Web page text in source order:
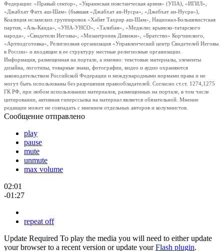
Федерации: «Правый сектор», «Украинская повстанческая армия» (УПА), «ИГИЛ»,
«Джабхат Фатх аш-Шам» (бывшая «Джабхат ан-Нусра», «Джебхат ан-Нусра»),
Коалиция исламских группировок «Хайят Тахрир аш-Шам», Национал-Большевистская
партия, «Аль-Каида», «УНА-УНСО», «Талибан», «Меджлис крымско-татарского
народа», «Свидетели Иеговы», «Мизантропик Дивижн», «Братство» Корчинского,
«Артподготовка», Религиозная организация «Управленческий центр Свидетелей Иеговы
в России» и входящие в ее структуру местные религиозные организации.
Информация, размещенная на портале, а именно: текстовые материалы, элементы
дизайна, логотипы, товарные знаки, фотографии, видео и аудио охраняются
законодательством Российской Федерации и международными нормами права и не
могут быть использованы без разрешения правообладателей. Согласно ст.ст. 1274,1275
ГК РФ, при любом использовании материалов, размещенных на портале, в том числе
цитировании, активная гиперссылка на материал является обязательной. Мнение
редакции может не совпадать с мнением отдельных авторов и колумнистов.
Сообщение отправлено
play
pause
mute
unmute
max volume
02:01
-01:27
repeat off
Update Required To play the media you will need to either update
your browser to a recent version or update yourFlash plugin.